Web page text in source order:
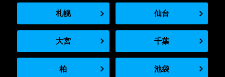
札幌 仙台
大宮 千葉
柏 池袋